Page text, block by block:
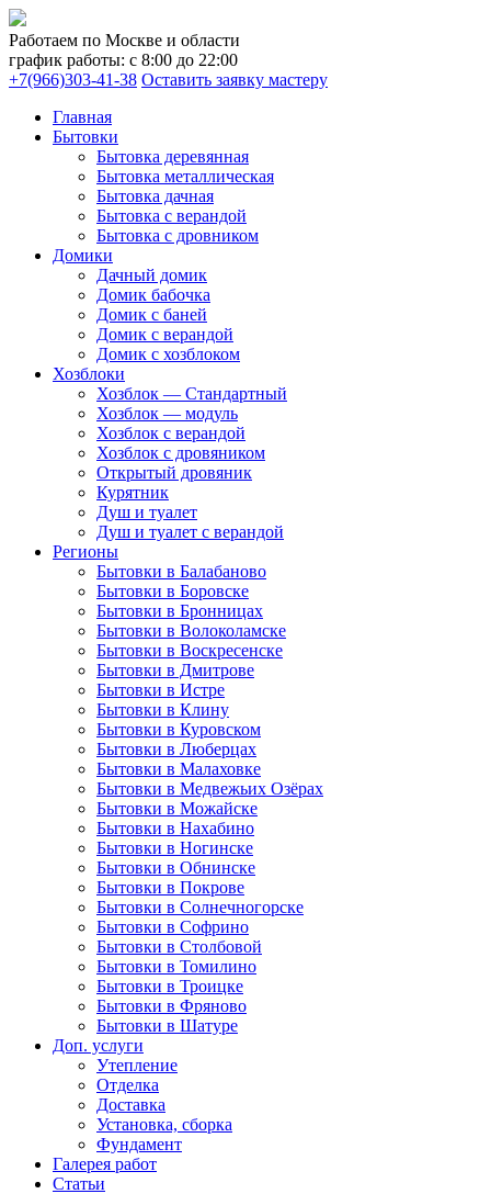
Работаем по Москве и области
график работы: с 8:00 до 22:00
+7(966)303-41-38 Оставить заявку мастеру
Главная
Бытовки
Бытовка деревянная
Бытовка металлическая
Бытовка дачная
Бытовка с верандой
Бытовка с дровником
Домики
Дачный домик
Домик бабочка
Домик с баней
Домик с верандой
Домик с хозблоком
Хозблоки
Хозблок — Стандартный
Хозблок — модуль
Хозблок с верандой
Хозблок с дровяником
Открытый дровяник
Курятник
Душ и туалет
Душ и туалет с верандой
Регионы
Бытовки в Балабаново
Бытовки в Боровске
Бытовки в Бронницах
Бытовки в Волоколамске
Бытовки в Воскресенске
Бытовки в Дмитрове
Бытовки в Истре
Бытовки в Клину
Бытовки в Куровском
Бытовки в Люберцах
Бытовки в Малаховке
Бытовки в Медвежьих Озёрах
Бытовки в Можайске
Бытовки в Нахабино
Бытовки в Ногинске
Бытовки в Обнинске
Бытовки в Покрове
Бытовки в Солнечногорске
Бытовки в Софрино
Бытовки в Столбовой
Бытовки в Томилино
Бытовки в Троицке
Бытовки в Фряново
Бытовки в Шатуре
Доп. услуги
Утепление
Отделка
Доставка
Установка, сборка
Фундамент
Галерея работ
Статьи